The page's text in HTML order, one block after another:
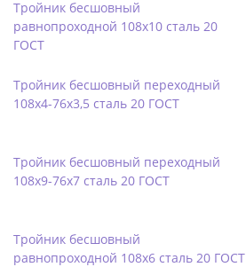
Тройник бесшовный
равнопроходной 108х10 сталь 20
ГОСТ
Тройник бесшовный переходный
108х4-76х3,5 сталь 20 ГОСТ
Тройник бесшовный переходный
108х9-76х7 сталь 20 ГОСТ
Тройник бесшовный
равнопроходной 108х6 сталь 20 ГОСТ